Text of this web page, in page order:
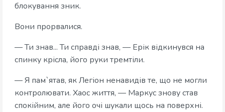
блокування зник.
Вони прорвалися.
— Ти знав... Ти справді знав, — Ерік відкинувся на
спинку крісла, його руки тремтіли.
— Я пам`ятав, як Легіон ненавидів те, що не могли
контролювати. Хаос життя, — Маркус знову став
спокійним, але його очі шукали щось на поверхні.